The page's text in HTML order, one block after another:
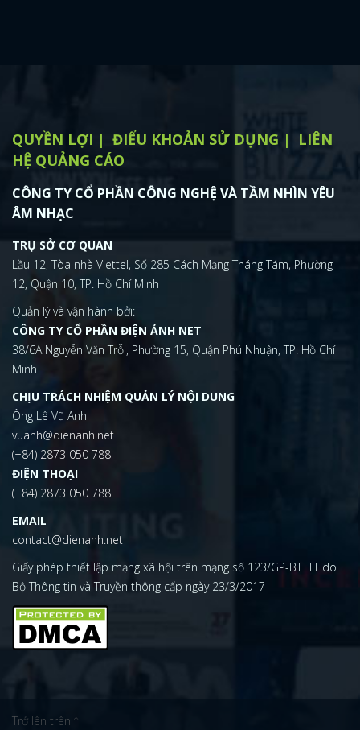
QUYỀN LỢI ĐIỂU KHOẢN SỬ DỤNG
LIÊN
HỆ QUẢNG CÁO
CÔNG TY CỔ PHẦN CÔNG NGHỆ VÀ TẦM NHÌN YÊU
ÂM NHẠC
TRỤ SỞ CƠ QUAN
Lầu 12, Tòa nhà Viettel, Số 285 Cách Mạng Tháng Tám, Phường
12, Quận 10, TP. Hồ Chí Minh
Quản lý và vận hành bởi:
CÔNG TY CỔ PHẦN ĐIỆN ẢNH NET
38/6A Nguyễn Văn Trỗi, Phường 15, Quận Phú Nhuận, TP. Hồ Chí
Minh
CHỊU TRÁCH NHIỆM QUẢN LÝ NỘI DUNG
Ông Lê Vũ Anh
vuanh@dienanh.net
(+84) 2873 050 788
ĐIỆN THOẠI
(+84) 2873 050 788
EMAIL
contact@dienanh.net
Giấy phép thiết lập mạng xã hội trên mạng số 123/GP-BTTTT do
Bộ Thông tin và Truyền thông cấp ngày 23/3/2017
Trở lên trên